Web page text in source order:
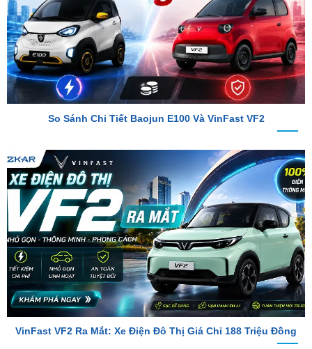
So Sánh Chi Tiết Baojun E100 Và VinFast VF2
VinFast VF2 Ra Mắt: Xe Điện Đô Thị Giá Chỉ 188 Triệu Đồng